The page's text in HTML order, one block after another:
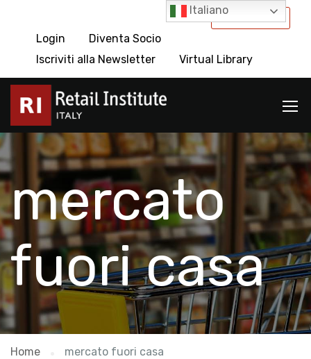
International
Login
Diventa Socio
Iscriviti alla Newsletter
Virtual Library
mercato
fuori casa
Home mercato fuori casa
Italiano